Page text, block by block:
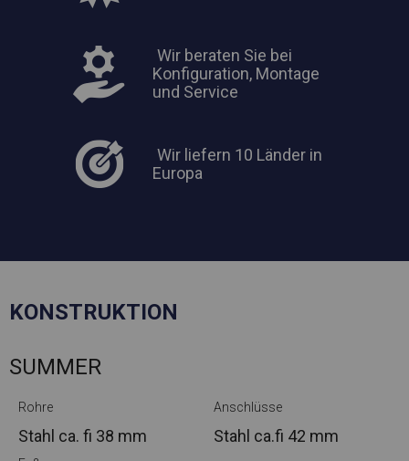
Wir beraten Sie bei
Konfiguration, Montage
und Service
Wir liefern 10 Länder in
Europa
KONSTRUKTION
SUMMER
Rohre
Stahl ca. fi 38 mm
Anschlüsse
Stahl ca.fi 42 mm